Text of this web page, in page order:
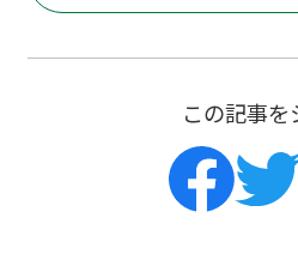
この記事を